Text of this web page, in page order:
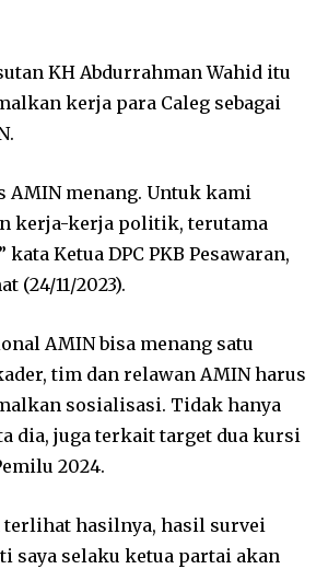
KH Abdurrahman Wahid itu
kerja para Caleg sebagai
AMIN menang. Untuk kami
kerja-kerja politik, terutama
kata Ketua DPC PKB Pesawaran,
(24/11/2023).
AMIN bisa menang satu
tim dan relawan AMIN harus
sosialisasi. Tidak hanya
dia, juga terkait target dua kursi
2024.
terlihat hasilnya, hasil survei
saya selaku ketua partai akan